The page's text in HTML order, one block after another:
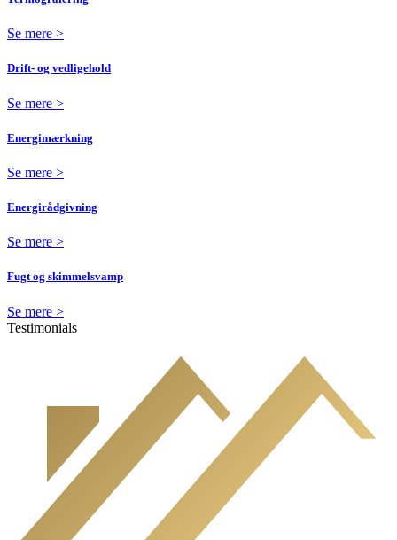
Se mere >
Drift- og vedligehold
Se mere >
Energimærkning
Se mere >
Energirådgivning
Se mere >
Fugt og skimmelsvamp
Se mere >
Testimonials